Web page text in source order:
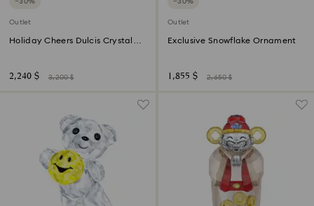
−30%
Outlet
Holiday Cheers Dulcis Crystal
2,240 $ 3,200 $
−30%
Outlet
Exclusive Snowflake Ornament
1,855 $ 2,650 $